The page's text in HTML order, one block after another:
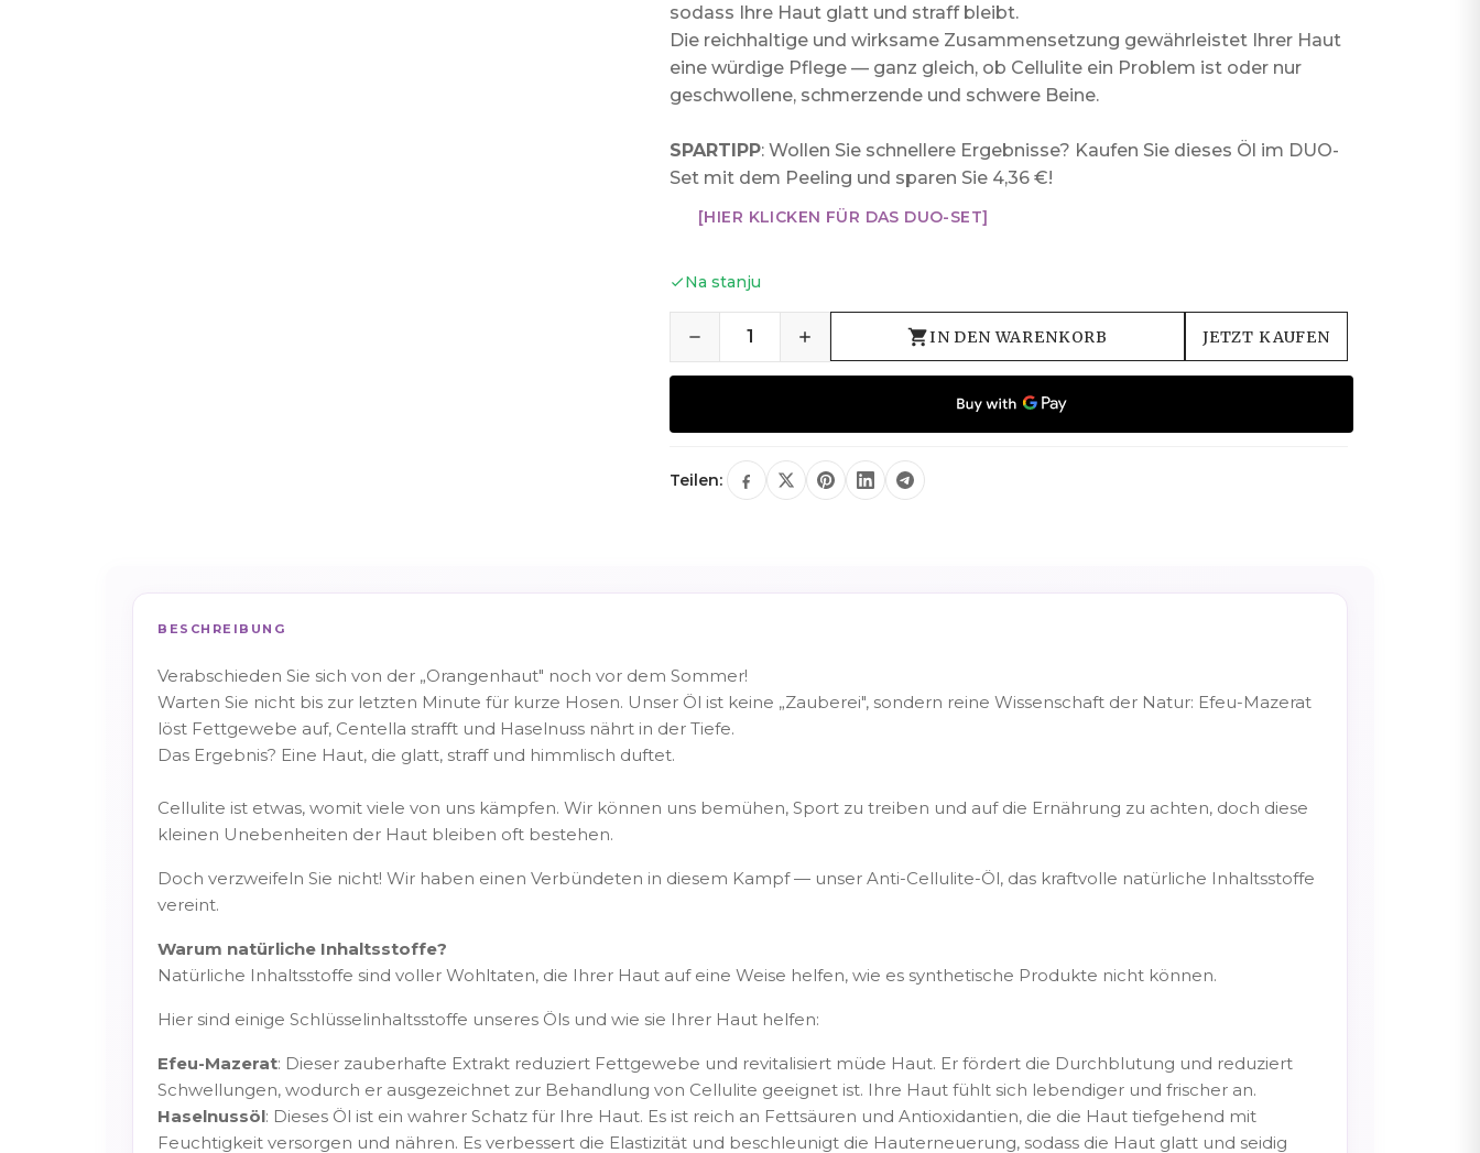
sodass Ihre Haut glatt und straff bleibt.
Die reichhaltige und wirksame Zusammensetzung gewährleistet Ihrer Haut
eine würdige Pflege — ganz gleich, ob Cellulite ein Problem ist oder nur
geschwollene, schmerzende und schwere Beine.
SPARTIPP: Wollen Sie schnellere Ergebnisse? Kaufen Sie dieses Öl im DUO-
Set mit dem Peeling und sparen Sie 4,36 €!
[HIER KLICKEN FÜR DAS DUO-SET]
Na stanju
IN DEN WARENKORB JETZT KAUFEN
Teilen:
BESCHREIBUNG
Verabschieden Sie sich von der „Orangenhaut" noch vor dem Sommer!
Warten Sie nicht bis zur letzten Minute für kurze Hosen. Unser Öl ist keine „Zauberei", sondern reine Wissenschaft der Natur: Efeu-Mazerat
löst Fettgewebe auf, Centella strafft und Haselnuss nährt in der Tiefe.
Das Ergebnis? Eine Haut, die glatt, straff und himmlisch duftet.
Cellulite ist etwas, womit viele von uns kämpfen. Wir können uns bemühen, Sport zu treiben und auf die Ernährung zu achten, doch diese
kleinen Unebenheiten der Haut bleiben oft bestehen.
Doch verzweifeln Sie nicht! Wir haben einen Verbündeten in diesem Kampf — unser Anti-Cellulite-Öl, das kraftvolle natürliche Inhaltsstoffe
vereint.
Warum natürliche Inhaltsstoffe?
Natürliche Inhaltsstoffe sind voller Wohltaten, die Ihrer Haut auf eine Weise helfen, wie es synthetische Produkte nicht können.
Hier sind einige Schlüsselinhaltsstoffe unseres Öls und wie sie Ihrer Haut helfen:
Efeu-Mazerat: Dieser zauberhafte Extrakt reduziert Fettgewebe und revitalisiert müde Haut. Er fördert die Durchblutung und reduziert
Schwellungen, wodurch er ausgezeichnet zur Behandlung von Cellulite geeignet ist. Ihre Haut fühlt sich lebendiger und frischer an.
Haselnussöl: Dieses Öl ist ein wahrer Schatz für Ihre Haut. Es ist reich an Fettsäuren und Antioxidantien, die die Haut tiefgehend mit
Feuchtigkeit versorgen und nähren. Es verbessert die Elastizität und beschleunigt die Hauterneuerung, sodass die Haut glatt und seidig